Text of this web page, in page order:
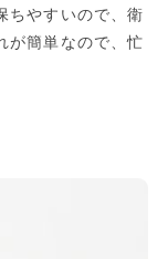
ちやすいので、衛
が簡単なので、忙